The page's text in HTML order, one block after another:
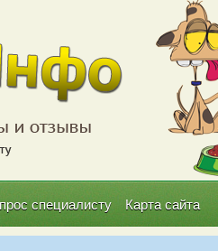
специалисту Карта сайта